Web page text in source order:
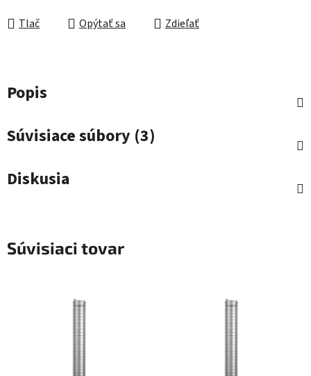
Tlač Opýtať sa Zdieľať
Popis
Súvisiace súbory (3)
Diskusia
Súvisiaci tovar